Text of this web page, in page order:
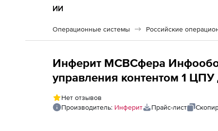
ИИ
Операционные системы
Инферит МСВСфера
управления контентом 1
50 пользователей
Нет отзывов
Производитель: Инферит Прайс-лист